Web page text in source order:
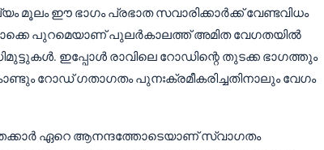
ഈ ഭാഗം പ്രഭാത സവാരിക്കാർക്ക് വേണ്ടവിധം
പുറമെയാണ് പുലർകാലത്ത് അമിത വേഗതയിൽ
ഇപ്പോൾ രാവിലെ റോഡിന്റെ തുടക്ക ഭാഗത്തും
റോഡ് ഗതാഗതം പുനഃക്രമീകരിച്ചതിനാലും വേഗം
ഏറെ ആനന്ദത്തോടെയാണ് സ്വാഗതം